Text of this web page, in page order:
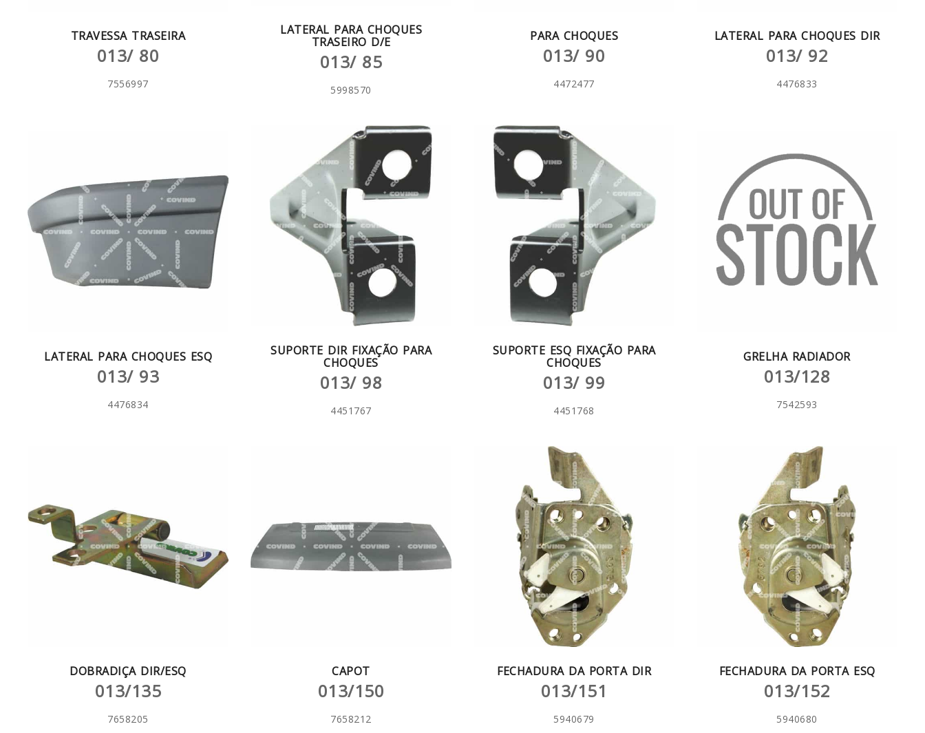
TRAVESSA TRASEIRA
013/ 80
7556997
LATERAL PARA CHOQUES
TRASEIRO D/E
013/ 85
5998570
PARA CHOQUES
013/ 90
4472477
LATERAL PARA CHOQUES DIR
013/ 92
4476833
LATERAL PARA CHOQUES ESQ
013/ 93
4476834
SUPORTE DIR FIXAÇÃO PARA
CHOQUES
013/ 98
4451767
SUPORTE ESQ FIXAÇÃO PARA
CHOQUES
013/ 99
4451768
GRELHA RADIADOR
013/128
7542593
DOBRADIÇA DIR/ESQ
013/135
7658205
CAPOT
013/150
7658212
FECHADURA DA PORTA DIR
013/151
5940679
FECHADURA DA PORTA ESQ
013/152
5940680